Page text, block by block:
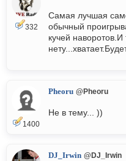
332
Самая лучшая
обычный
кучей наворотов.И
1400
Pheoru @Pheoru
Не в тему... ))
DJ_Irwin @DJ_Irwin